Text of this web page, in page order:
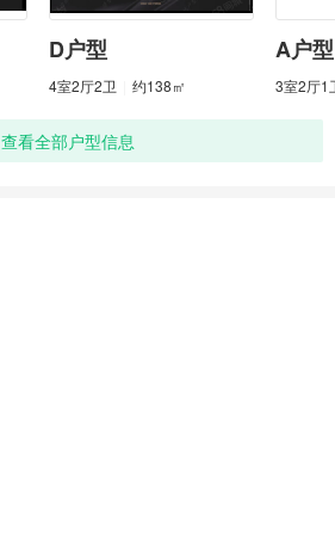
D户型
4室2厅2卫 约138㎡
A户型
3室2厅1
查看全部户型信息